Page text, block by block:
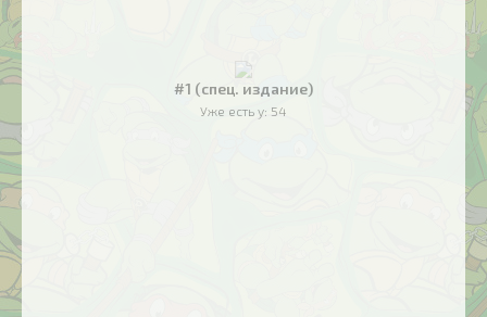
#1 (спец. издание)
Уже есть у: 54